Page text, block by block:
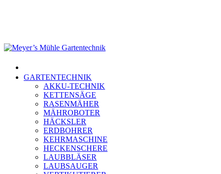
GARTENTECHNIK
AKKU-TECHNIK
KETTENSÄGE
RASENMÄHER
MÄHROBOTER
HÄCKSLER
ERDBOHRER
KEHRMASCHINE
HECKENSCHERE
LAUBBLÄSER
LAUBSAUGER